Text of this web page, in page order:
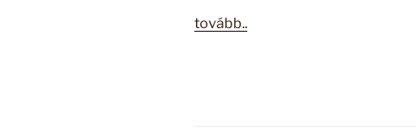
tovább..